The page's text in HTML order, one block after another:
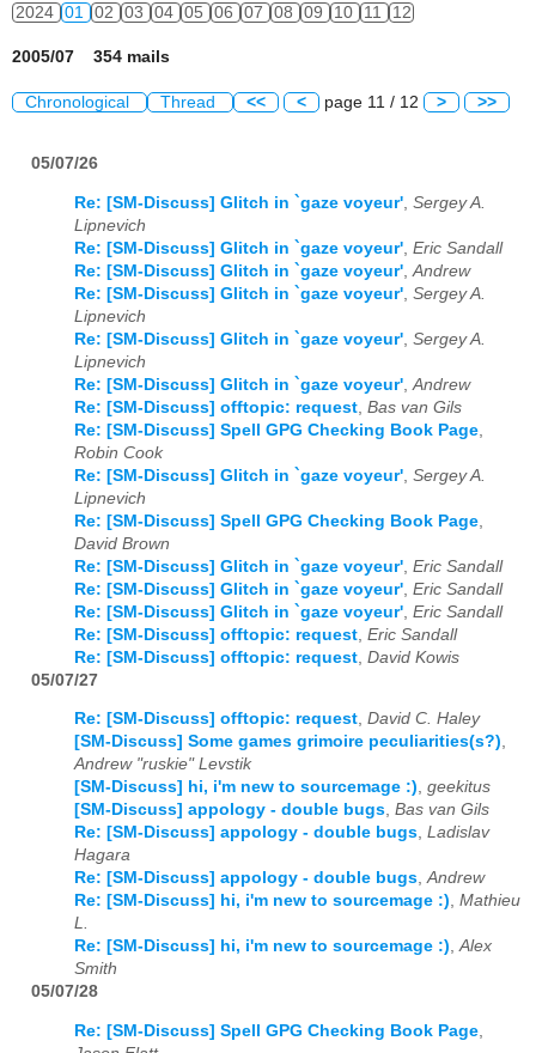
2024 01 02 03 04 05 06 07 08 09 10 11 12
2005/07 354 mails
Chronological Thread << < page 11 / 12 > >>
05/07/26
Re: [SM-Discuss] Glitch in `gaze voyeur' Sergey A.
Lipnevich
Re: [SM-Discuss] Glitch in `gaze voyeur' Eric Sandall
Re: [SM-Discuss] Glitch in `gaze voyeur' Andrew
Re: [SM-Discuss] Glitch in `gaze voyeur' Sergey A.
Lipnevich
Re: [SM-Discuss] Glitch in `gaze voyeur' Sergey A.
Lipnevich
Re: [SM-Discuss] Glitch in `gaze voyeur' Andrew
Re: [SM-Discuss] offtopic: request Bas van Gils
Re: [SM-Discuss] Spell GPG Checking Book Page
Robin Cook
Re: [SM-Discuss] Glitch in `gaze voyeur' Sergey A.
Lipnevich
Re: [SM-Discuss] Spell GPG Checking Book Page
David Brown
Re: [SM-Discuss] Glitch in `gaze voyeur' Eric Sandall
Re: [SM-Discuss] Glitch in `gaze voyeur' Eric Sandall
Re: [SM-Discuss] Glitch in `gaze voyeur' Eric Sandall
Re: [SM-Discuss] offtopic: request Eric Sandall
Re: [SM-Discuss] offtopic: request David Kowis
05/07/27
Re: [SM-Discuss] offtopic: request, David C. Haley
[SM-Discuss] Some games grimoire peculiarities(s?),
Andrew "ruskie" Levstik
[SM-Discuss] hi, i'm new to sourcemage :), geekitus
[SM-Discuss] appology - double bugs, Bas van Gils
Re: [SM-Discuss] appology - double bugs, Ladislav
Hagara
Re: [SM-Discuss] appology - double bugs,Andrew
Re: [SM-Discuss] hi, i'm new to sourcemage :), Mathieu
L.
Re: [SM-Discuss] hi, i'm new to sourcemage :),Alex
Smith
05/07/28
Re: [SM-Discuss] Spell GPG Checking Book Page